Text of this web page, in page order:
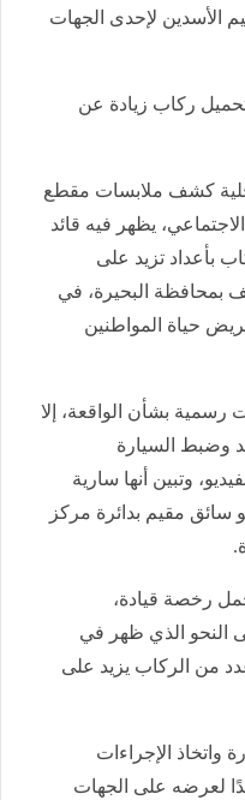
الأسدين لإحدى الجهات
ركاب زيادة عن
كشف ملابسات مقطع
يظهر فيه قائد
بأعداد تزيد على
بمحافظة البحيرة، في
حياة المواطنين
رسمية بشأن الواقعة، إلا
وضبط السيارة
وتبين أنها سارية
سائق مقيم بدائرة مركز
رخصة قيادة،
النحو الذي ظهر في
من الركاب يزيد على
واتخاذ الإجراءات
لعرضه على الجهات